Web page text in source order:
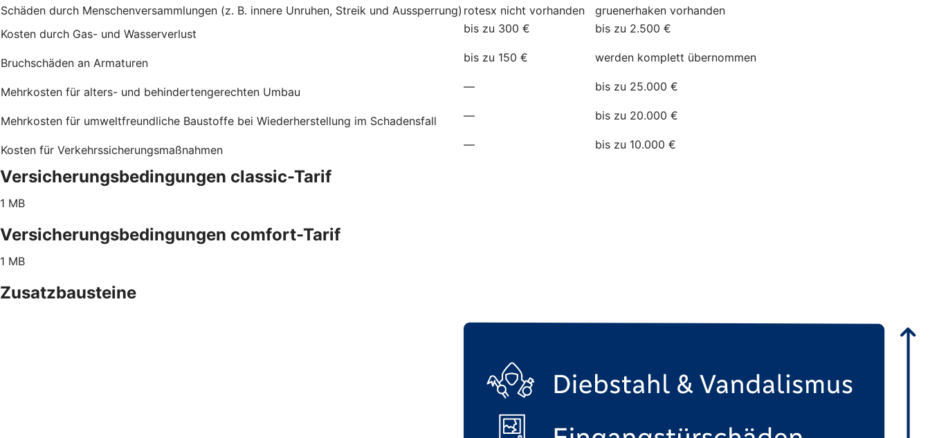
Schäden durch Menschenversammlungen (z. B. innere Unruhen, Streik und Aussperrung) rotesx nicht vorhanden gruenerhaken vorhanden
Kosten durch Gas- und Wasserverlust
bis zu 300 € bis zu 2.500 €
Bruchschäden an Armaturen bis zu 150 € werden komplett übernommen
Mehrkosten für alters- und behindertengerechten Umbau — bis zu 25.000 €
Mehrkosten für umweltfreundliche Baustoffe bei Wiederherstellung im Schadensfall — bis zu 20.000 €
Kosten für Verkehrssicherungsmaßnahmen — bis zu 10.000 €
Versicherungsbedingungen classic-Tarif
1 MB
Versicherungsbedingungen comfort-Tarif
1 MB
Zusatzbausteine